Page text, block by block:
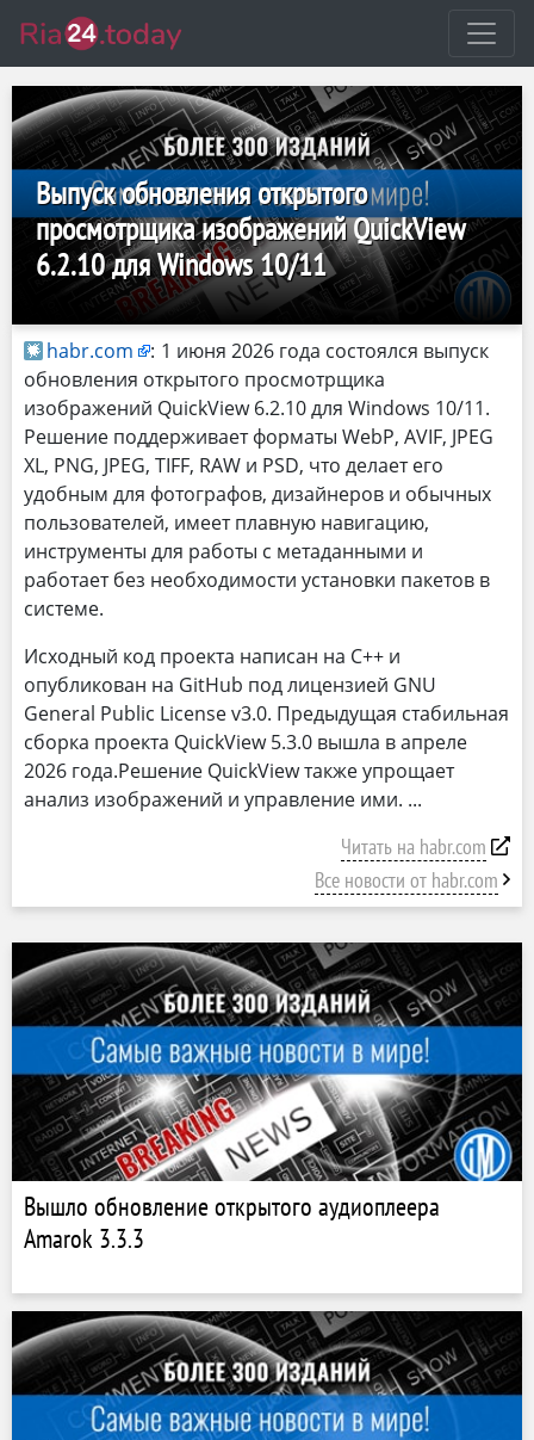
Выпуск обновления открытого
просмотрщика изображений QuickView
6.2.10 для Windows 10/11
habr.com : 1 июня 2026 года состоялся выпуск
обновления открытого просмотрщика
изображений QuickView 6.2.10 для Windows 10/11.
Решение поддерживает форматы WebP, AVIF, JPEG
XL, PNG, JPEG, TIFF, RAW и PSD, что делает его
удобным для фотографов, дизайнеров и обычных
пользователей, имеет плавную навигацию,
инструменты для работы с метаданными и
работает без необходимости установки пакетов в
системе.
Исходный код проекта написан на C++ и
опубликован на GitHub под лицензией GNU
General Public License v3.0. Предыдущая стабильная
сборка проекта QuickView 5.3.0 вышла в апреле
2026 года.Решение QuickView также упрощает
анализ изображений и управление ими.
Читать на habr.com
Все новости от habr.com
Вышло обновление открытого аудиоплеера
Amarok 3.3.3